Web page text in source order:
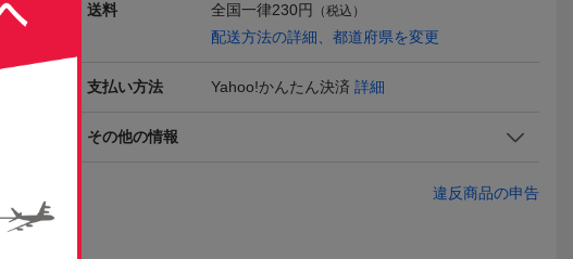
ンゴール WOOL 504 定番
19cm 羊毛/F‐62
グ グレー シンプ
現在
マドラスチェック柄 サイ
グ ブラ
送料 全国一律230円 （税込）
配送方法の詳細、都道府県を変更
支払い方法 Yahoo!かんたん決済 詳細
その他の情報
違反商品の申告